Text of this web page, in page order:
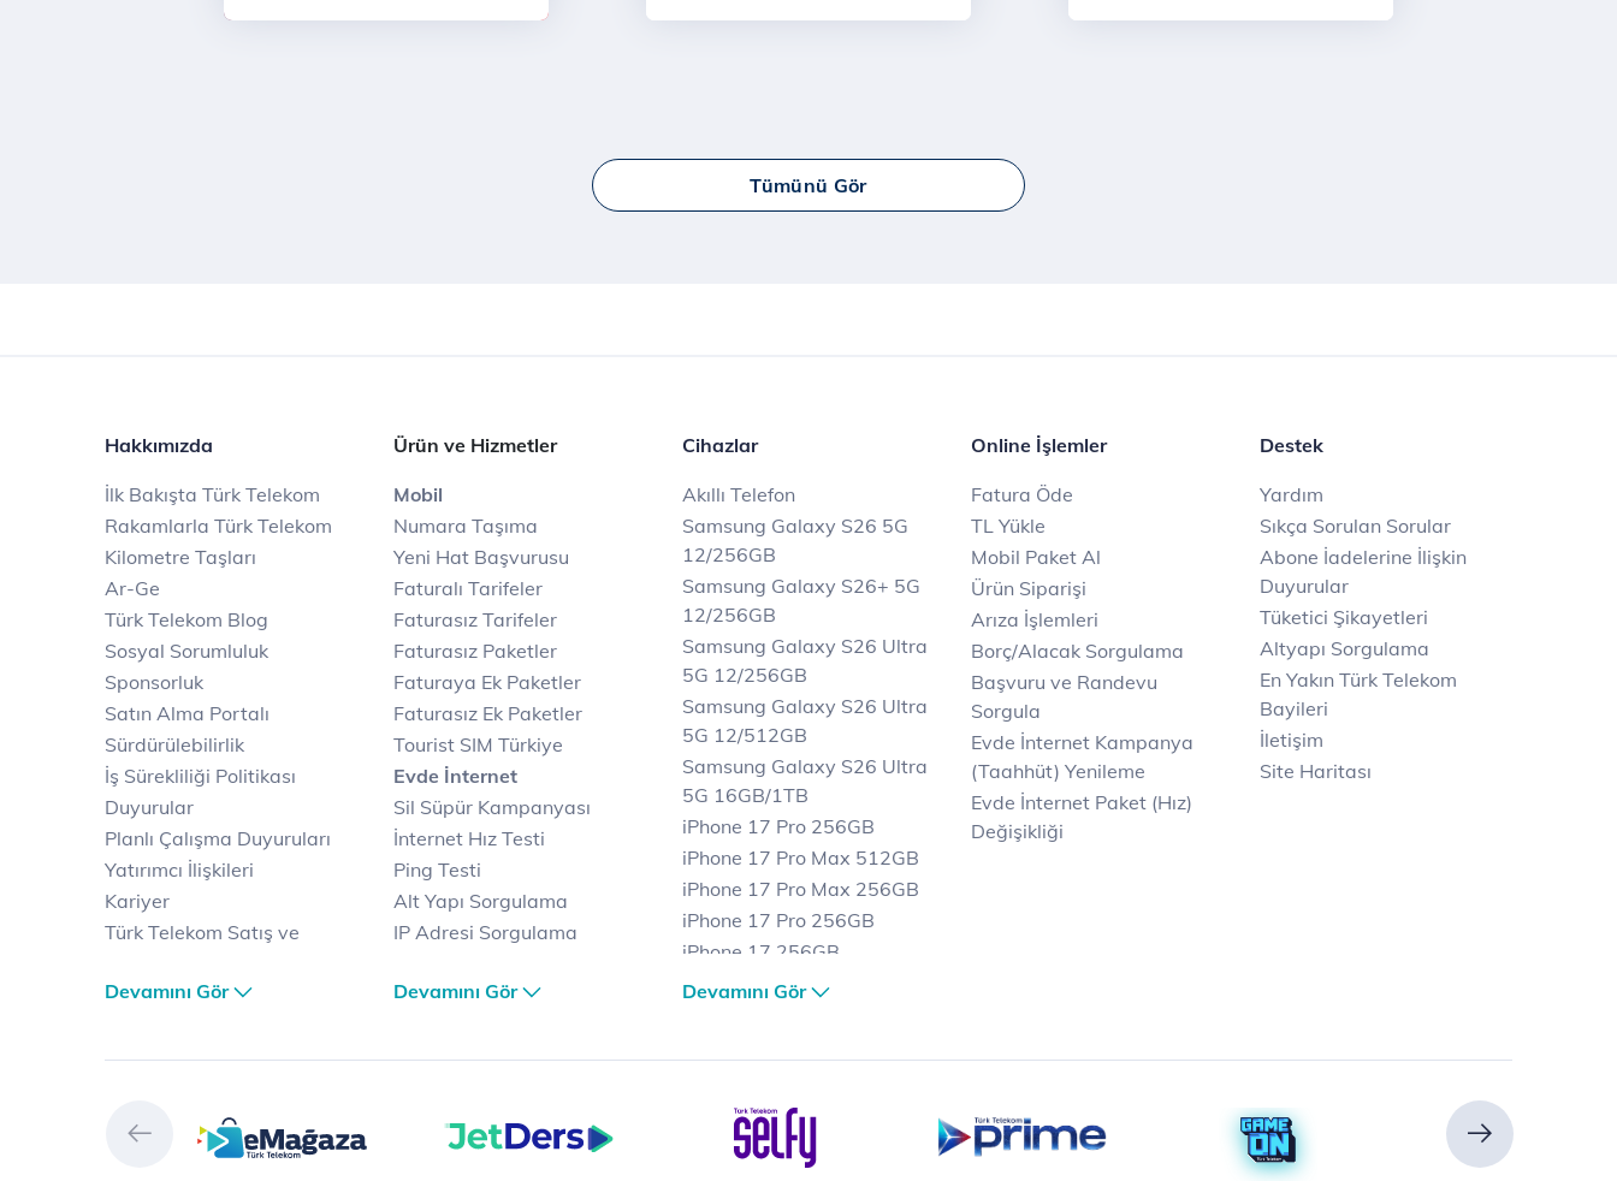
Tümünü Gör
Hakkımızda
İlk Bakışta Türk Telekom
Rakamlarla Türk Telekom
Kilometre Taşları
Ar-Ge
Türk Telekom Blog
Sosyal Sorumluluk
Sponsorluk
Satın Alma Portalı
Sürdürülebilirlik
İş Sürekliliği Politikası
Duyurular
Planlı Çalışma Duyuruları
Yatırımcı İlişkileri
Kariyer
Türk Telekom Satış ve
Türk Telekom Finansal
Türk Telekom Afet Tedbirleri
Prime
Devamını Gör
Ürün ve Hizmetler
Mobil
Numara Taşıma
Yeni Hat Başvurusu
Faturalı Tarifeler
Faturasız Tarifeler
Faturasız Paketler
Faturaya Ek Paketler
Faturasız Ek Paketler
Tourist SIM Türkiye
Evde İnternet
Sil Süpür Kampanyası
İnternet Hız Testi
Ping Testi
Alt Yapı Sorgulama
IP Adresi Sorgulama
Avantajlı İnternet
Fiber İnternet
İnternet Kampanyaları
Ev Telefonu
Devamını Gör
Cihazlar
Akıllı Telefon
Samsung Galaxy S26 5G
12/256GB
Samsung Galaxy S26+ 5G
12/256GB
Samsung Galaxy S26 Ultra
5G 12/256GB
Samsung Galaxy S26 Ultra
5G 12/512GB
Samsung Galaxy S26 Ultra
5G 16GB/1TB
iPhone 17 Pro 256GB
iPhone 17 Pro Max 512GB
iPhone 17 Pro Max 256GB
iPhone 17 Pro 256GB
iPhone 17 256GB
iPhone 17 Air 256GB
Casper Nirvana C370
Notebook
Devamını Gör
Online İşlemler
Fatura Öde
TL Yükle
Mobil Paket Al
Ürün Siparişi
Arıza İşlemleri
Borç/Alacak Sorgulama
Başvuru ve Randevu
Sorgula
Evde İnternet Kampanya
(Taahhüt) Yenileme
Evde İnternet Paket (Hız)
Değişikliği
Destek
Yardım
Sıkça Sorulan Sorular
Abone İadelerine İlişkin
Duyurular
Tüketici Şikayetleri
Altyapı Sorgulama
En Yakın Türk Telekom
Bayileri
İletişim
Site Haritası